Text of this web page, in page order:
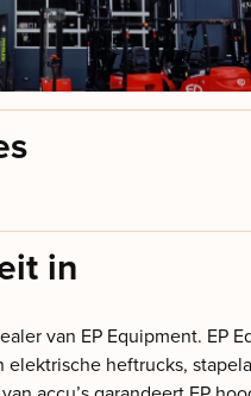
in
van EP Equipment. EP
heftrucks,